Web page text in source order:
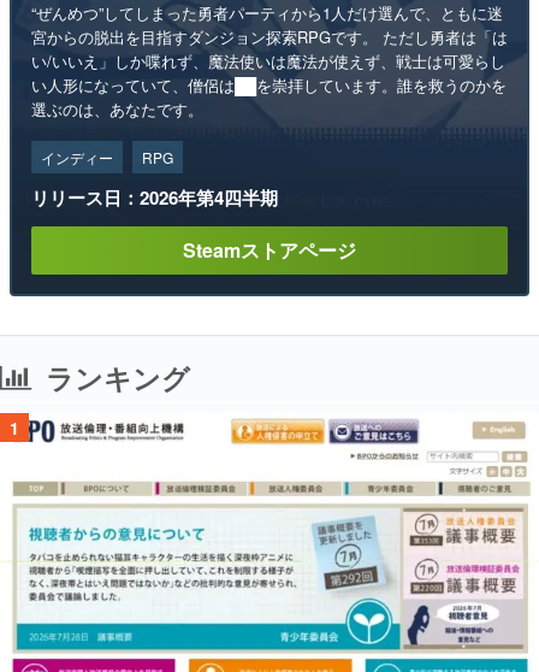
“ぜんめつ”してしまった勇者パーティから1人だけ選んで、ともに迷
宮からの脱出を目指すダンジョン探索RPGです。 ただし勇者は「は
い/いいえ」しか喋れず、魔法使いは魔法が使えず、戦士は可愛らし
い人形になっていて、僧侶は██を崇拝しています。誰を救うのかを
選ぶのは、あなたです。
インディー RPG
リリース日：2026年第4四半期
Steamストアページ
ランキング
1